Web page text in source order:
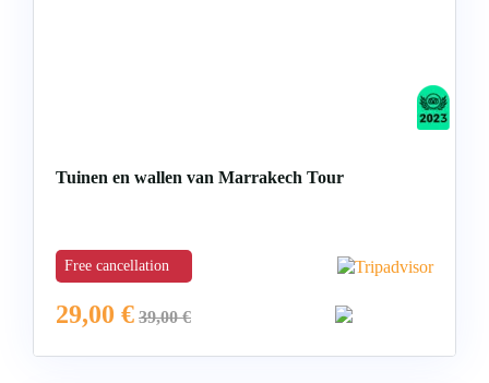
Tuinen en wallen van Marrakech Tour
Free cancellation
29,00 € 39,00€